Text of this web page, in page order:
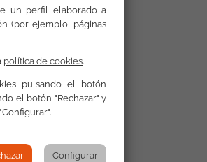
un perfil elaborado a
(por ejemplo, páginas
política de cookies.
pulsando el botón
el botón "Rechazar" y
Configurar